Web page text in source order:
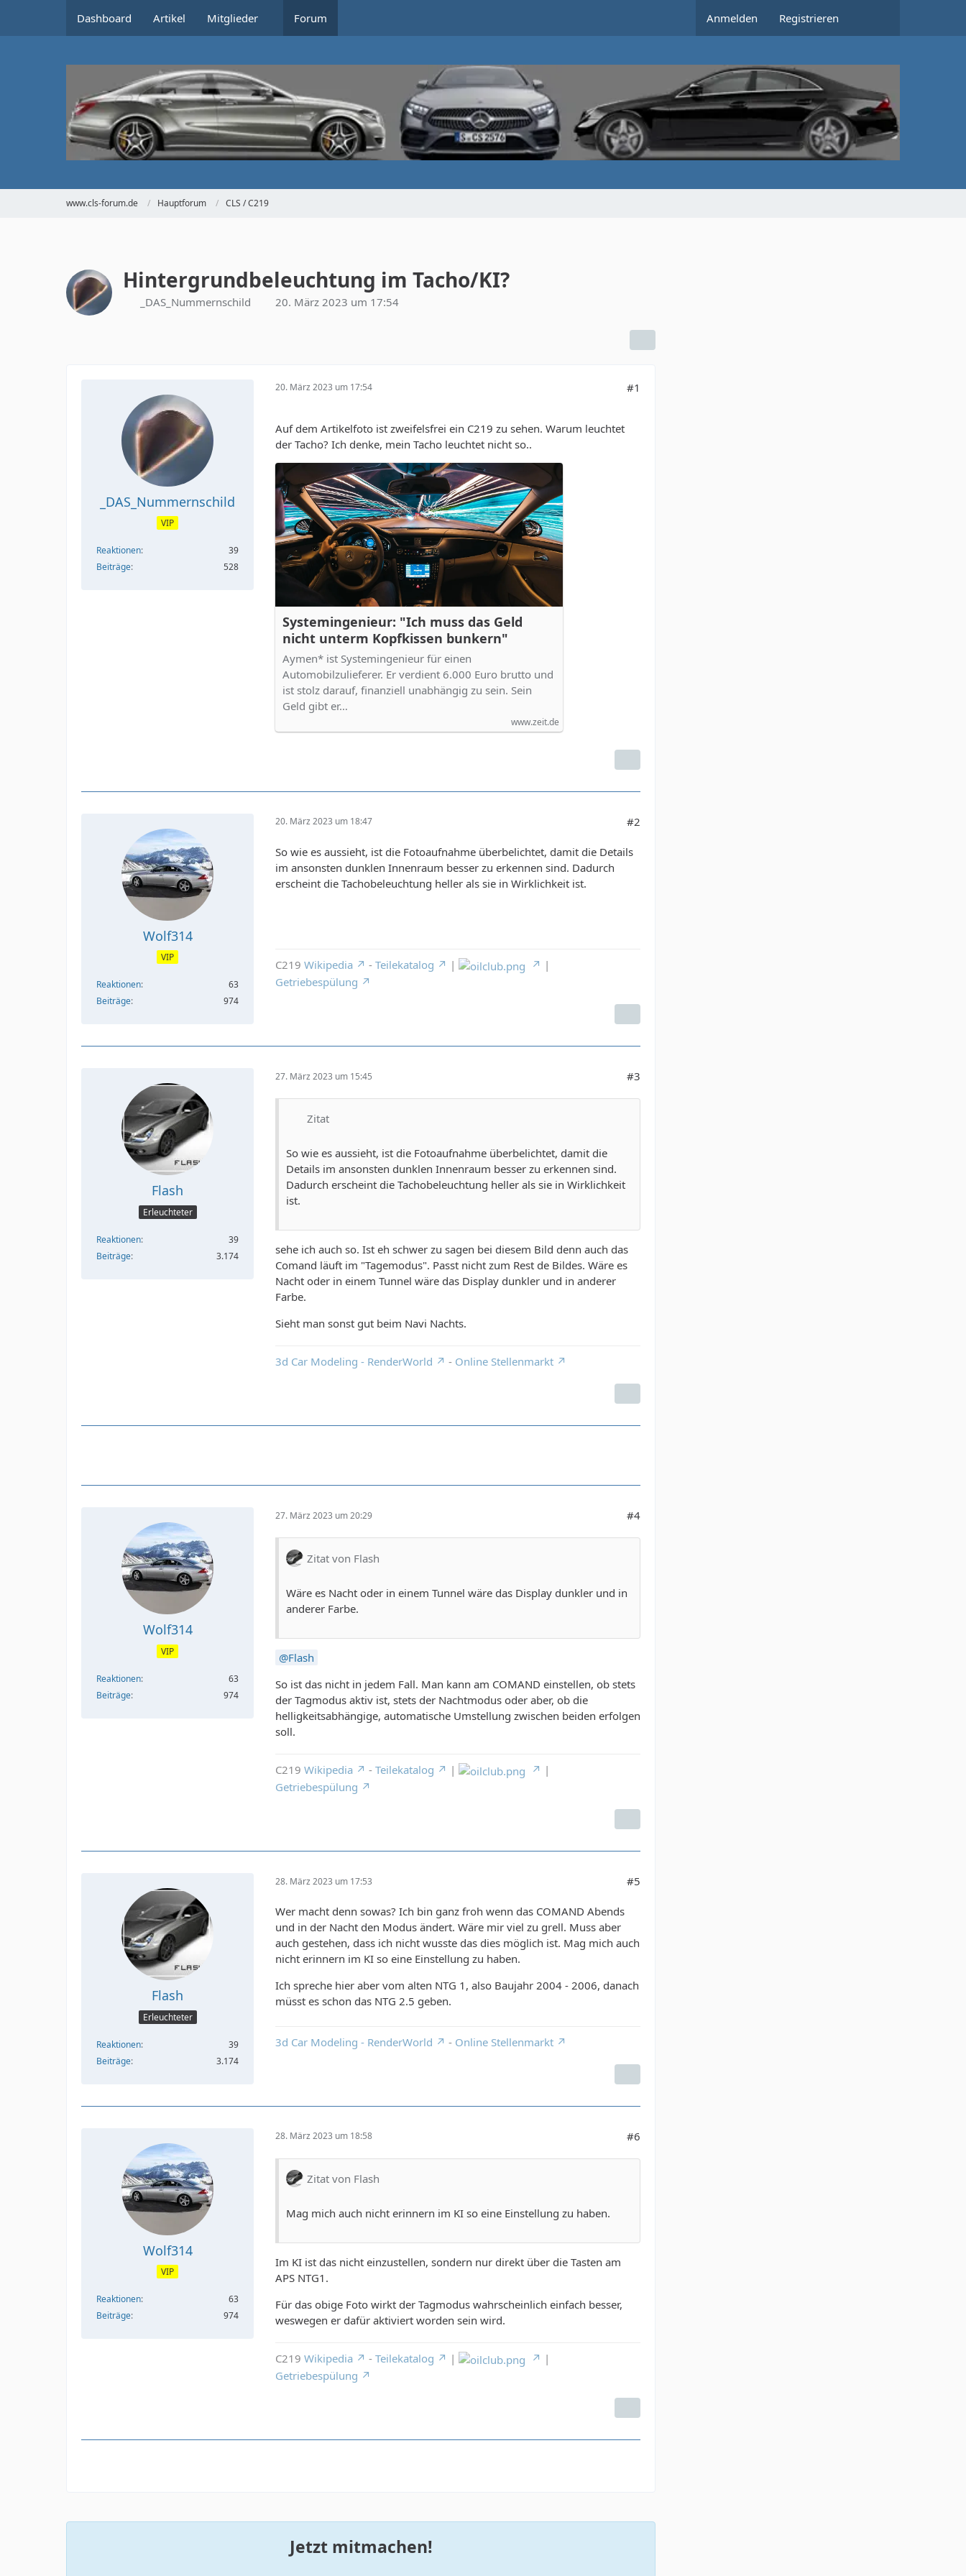
Dashboard Artikel Mitglieder Forum Anmelden Registrieren
www.cls-forum.de Hauptforum CLS / C219
Hintergrundbeleuchtung im Tacho/KI?
_DAS_Nummernschild 20. März 2023 um 17:54
_DAS_Nummernschild
VIP
Reaktionen
39
Beiträge
528
20. März 2023 um 17:54 #1
Auf dem Artikelfoto ist zweifelsfrei ein C219 zu sehen. Warum leuchtet
der Tacho? Ich denke, mein Tacho leuchtet nicht so..
Systemingenieur: "Ich muss das Geld
nicht unterm Kopfkissen bunkern"
Aymen* ist Systemingenieur für einen
Automobilzulieferer. Er verdient 6.000 Euro brutto und
ist stolz darauf, finanziell unabhängig zu sein. Sein
Geld gibt er…
www.zeit.de
Wolf314
VIP
Reaktionen
63
Beiträge
974
20. März 2023 um 18:47 #2
So wie es aussieht, ist die Fotoaufnahme überbelichtet, damit die Details
im ansonsten dunklen Innenraum besser zu erkennen sind. Dadurch
erscheint die Tachobeleuchtung heller als sie in Wirklichkeit ist.
C219 Wikipedia - Teilekatalog |
|
Getriebespülung
Flash
Erleuchteter
Reaktionen
39
Beiträge
3.174
27. März 2023 um 15:45 #3
Zitat
So wie es aussieht, ist die Fotoaufnahme überbelichtet, damit die
Details im ansonsten dunklen Innenraum besser zu erkennen sind.
Dadurch erscheint die Tachobeleuchtung heller als sie in Wirklichkeit
ist.
sehe ich auch so. Ist eh schwer zu sagen bei diesem Bild denn auch das
Comand läuft im "Tagemodus". Passt nicht zum Rest de Bildes. Wäre es
Nacht oder in einem Tunnel wäre das Display dunkler und in anderer
Farbe.
Sieht man sonst gut beim Navi Nachts.
3d Car Modeling - RenderWorld - Online Stellenmarkt
Wolf314
VIP
Reaktionen
63
Beiträge
974
27. März 2023 um 20:29 #4
Zitat von Flash
Wäre es Nacht oder in einem Tunnel wäre das Display dunkler und in
anderer Farbe.
Flash
So ist das nicht in jedem Fall. Man kann am COMAND einstellen, ob stets
der Tagmodus aktiv ist, stets der Nachtmodus oder aber, ob die
helligkeitsabhängige, automatische Umstellung zwischen beiden erfolgen
soll.
C219 Wikipedia - Teilekatalog |
|
Getriebespülung
Flash
Erleuchteter
Reaktionen
39
Beiträge
3.174
28. März 2023 um 17:53 #5
Wer macht denn sowas? Ich bin ganz froh wenn das COMAND Abends
und in der Nacht den Modus ändert. Wäre mir viel zu grell. Muss aber
auch gestehen, dass ich nicht wusste das dies möglich ist. Mag mich auch
nicht erinnern im KI so eine Einstellung zu haben.
Ich spreche hier aber vom alten NTG 1, also Baujahr 2004 - 2006, danach
müsst es schon das NTG 2.5 geben.
3d Car Modeling - RenderWorld - Online Stellenmarkt
Wolf314
VIP
Reaktionen
63
Beiträge
974
28. März 2023 um 18:58 #6
Zitat von Flash
Mag mich auch nicht erinnern im KI so eine Einstellung zu haben.
Im KI ist das nicht einzustellen, sondern nur direkt über die Tasten am
APS NTG1.
Für das obige Foto wirkt der Tagmodus wahrscheinlich einfach besser,
weswegen er dafür aktiviert worden sein wird.
C219 Wikipedia - Teilekatalog |
|
Getriebespülung
Jetzt mitmachen!